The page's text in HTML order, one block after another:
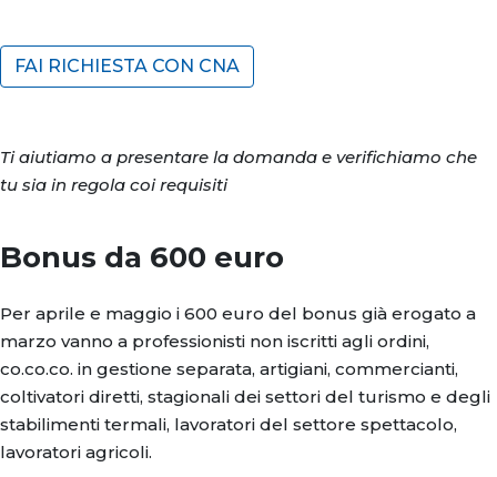
FAI RICHIESTA CON CNA
Ti aiutiamo a presentare la domanda e verifichiamo che
tu sia in regola coi requisiti
Bonus da 600 euro
Per aprile e maggio i 600 euro del bonus già erogato a
marzo vanno a professionisti non iscritti agli ordini,
co.co.co. in gestione separata, artigiani, commercianti,
coltivatori diretti, stagionali dei settori del turismo e degli
stabilimenti termali, lavoratori del settore spettacolo,
lavoratori agricoli.